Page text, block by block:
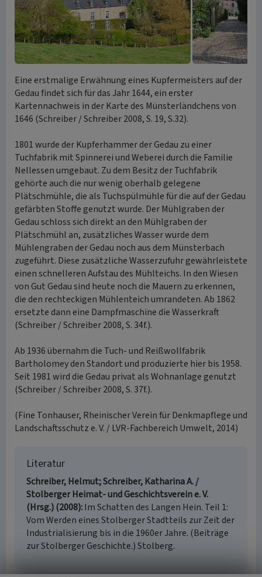
Eine erstmalige Erwähnung eines Kupfermeisters auf der
Gedau findet sich für das Jahr 1644, ein erster
Kartennachweis in der Karte des Münsterländchens von
1646 (Schreiber / Schreiber 2008, S. 19, S.32).
1801 wurde der Kupferhammer der Gedau zu einer
Tuchfabrik mit Spinnerei und Weberei durch die Familie
Nellessen umgebaut. Zu dem Besitz der Tuchfabrik
gehörte auch die nur wenig oberhalb gelegene
Plätschmühle, die als Tuchspülmühle für die auf der Gedau
gefärbten Stoffe genutzt wurde. Der Mühlgraben der
Gedau schloss sich direkt an den Mühlgraben der
Plätschmühl an, zusätzliches Wasser wurde dem
Mühlengraben der Gedau noch aus dem Münsterbach
zugeführt. Diese zusätzliche Wasserzufuhr gewährleistete
einen schnelleren Aufstau des Mühlteichs. In den Wiesen
von Gut Gedau sind heute noch die Mauern zu erkennen,
die den rechteckigen Mühlenteich umrandeten. Ab 1862
ersetzte dann eine Dampfmaschine die Wasserkraft
(Schreiber / Schreiber 2008, S. 34f.).
Ab 1936 übernahm die Tuch- und Reißwollfabrik
Bartholomey den Standort und produzierte hier bis 1958.
Seit 1981 wird die Gedau privat als Wohnanlage genutzt
(Schreiber / Schreiber 2008, S. 37f.).
(Fine Tonhauser, Rheinischer Verein für Denkmapflege und
Landschaftsschutz e. V. / LVR-Fachbereich Umwelt, 2014)
Literatur
Schreiber, Helmut; Schreiber, Katharina A. /
Stolberger Heimat- und Geschichtsverein e. V.
(Hrsg.) (2008) Im Schatten des Langen Hein. Teil 1:
Vom Werden eines Stolberger Stadtteils zur Zeit der
Industrialisierung bis in die 1960er Jahre. (Beiträge
zur Stolberger Geschichte.) Stolberg.